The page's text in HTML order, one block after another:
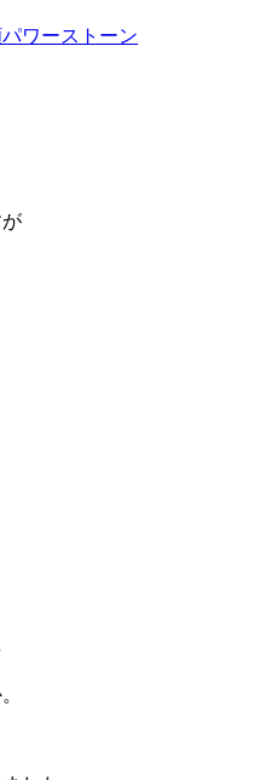
ワーストーン